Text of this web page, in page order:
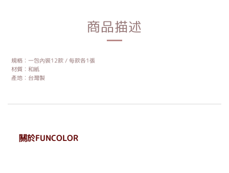
商品描述
規格︰一包內裝12款 / 每款各1張
材質︰ 和紙
產地︰台灣製
關於FUNCOLOR